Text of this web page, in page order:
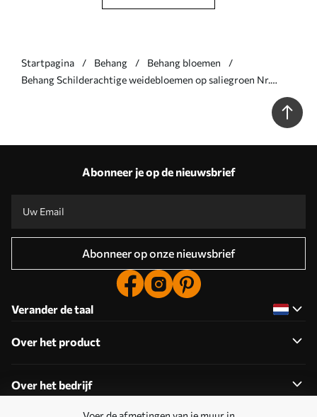
Startpagina Behang
Behang bloemen
Behang Schilderachtige weidebloemen op saliegroen Nr.
Abonneer je op de nieuwsbrief
Abonneer op onze nieuwsbrief
Verander de taal
Over het product
Over het bedrijf